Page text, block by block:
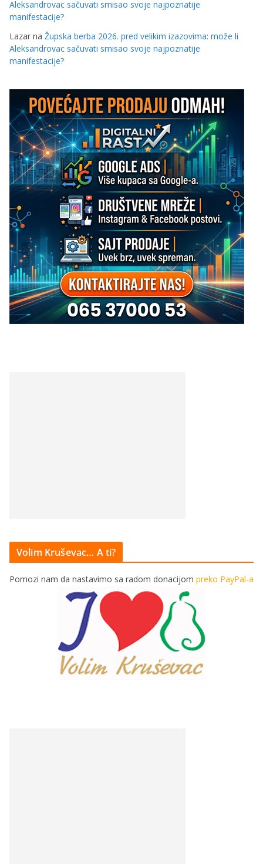
Aleksandrovac sačuvati smisao svoje najpoznatije
manifestacije?
Lazar na Župska berba 2026. pred velikim izazovima: može li
Aleksandrovac sačuvati smisao svoje najpoznatije
manifestacije?
Volim Kruševac… A ti?
Pomozi nam da nastavimo sa radom donacijom preko PayPal-a